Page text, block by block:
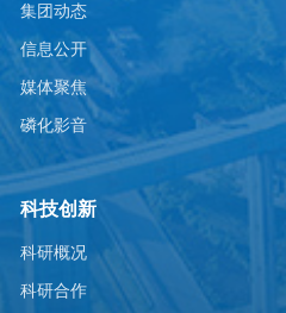
集团动态
信息公开
媒体聚焦
磷化影音
科技创新
科研概况
科研合作